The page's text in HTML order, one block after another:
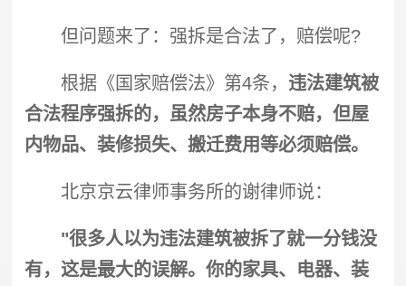
但问题来了： 强拆是合法了，赔偿呢?
根据《国家赔偿法》第4条， 违法建筑被
合法程序强拆的，虽然房子本身不赔，但屋
内物品、装修损失、搬迁费用等必须赔偿。
北京京云律师事务所的谢律师说：
"很多人以为违法建筑被拆了就一分钱没
有，这是最大的误解。你的家具、电器、装